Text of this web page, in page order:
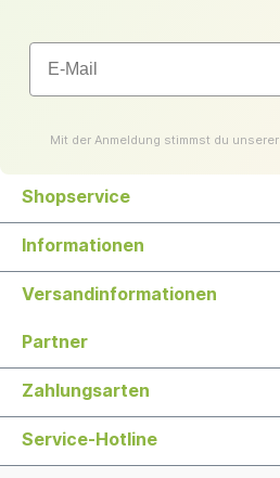
Email
Mit der Anmeldung stimmst du unserer
Shopservice
Informationen
Versandinformationen
Partner
Zahlungsarten
Service-Hotline